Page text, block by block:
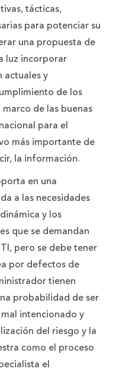
tácticas,
para potenciar su
una propuesta de
luz incorporar
y
de los
de las buenas
para el
más importante de
la información.
en una
a las necesidades
y los
que se demandan
pero se debe tener
por defectos de
tienen
probabilidad de ser
intencionado y
del riesgo y la
como el proceso
el